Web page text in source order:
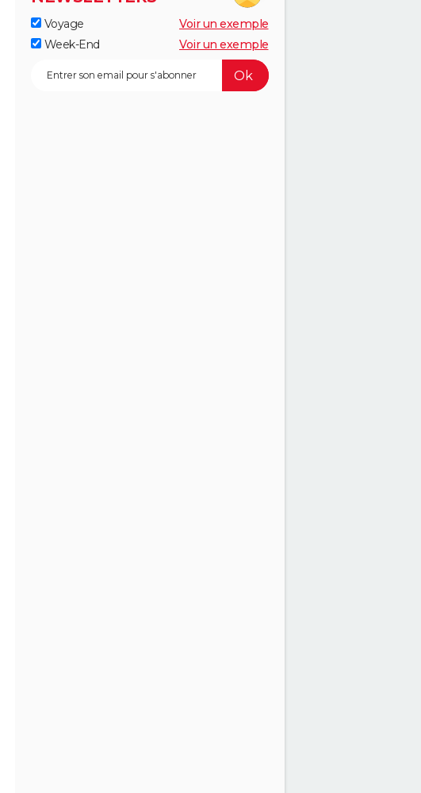
Voyage
Voir un exemple
Week-End
Voir un exemple